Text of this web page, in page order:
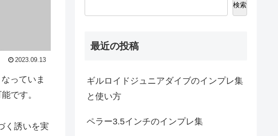
2023.09.13
っていま
です。
く誘いを実
検索
最近の投稿
ギルロイドジュニアダイブのインプレ集
と使い方
ペラー3.5インチのインプレ集